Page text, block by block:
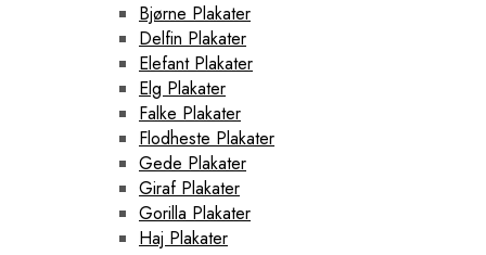
Bjørne Plakater
Delfin Plakater
Elefant Plakater
Elg Plakater
Falke Plakater
Flodheste Plakater
Gede Plakater
Giraf Plakater
Gorilla Plakater
Haj Plakater